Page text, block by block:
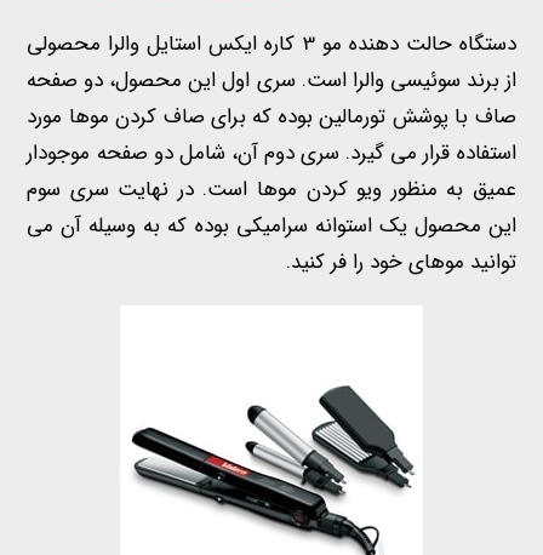
دستگاه حالت دهنده مو 3 کاره ایکس استایل والرا محصولی
از برند سوئیسی والرا است. سری اول این محصول، دو صفحه
صاف با پوشش تورمالین بوده که برای صاف کردن موها مورد
استفاده قرار می گیرد. سری دوم آن، شامل دو صفحه موجودار
عمیق به منظور ویو کردن موها است. در نهایت سری سوم
این محصول یک استوانه سرامیکی بوده که به وسیله آن می
توانید موهای خود را فر کنید.